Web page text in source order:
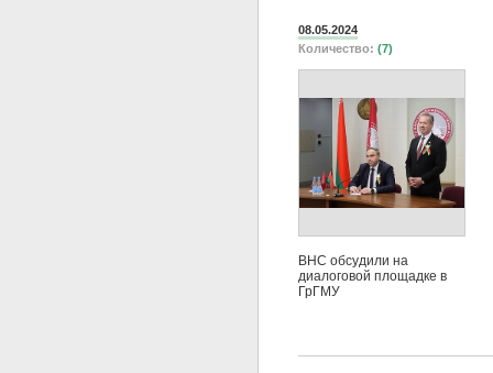
08.05.2024
Количество: (7)
ВНС обсудили на
диалоговой площадке в
ГрГМУ